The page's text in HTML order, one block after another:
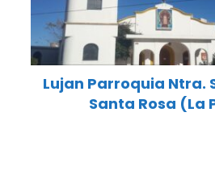
Lujan Parroquia Ntra.
Santa Rosa (La